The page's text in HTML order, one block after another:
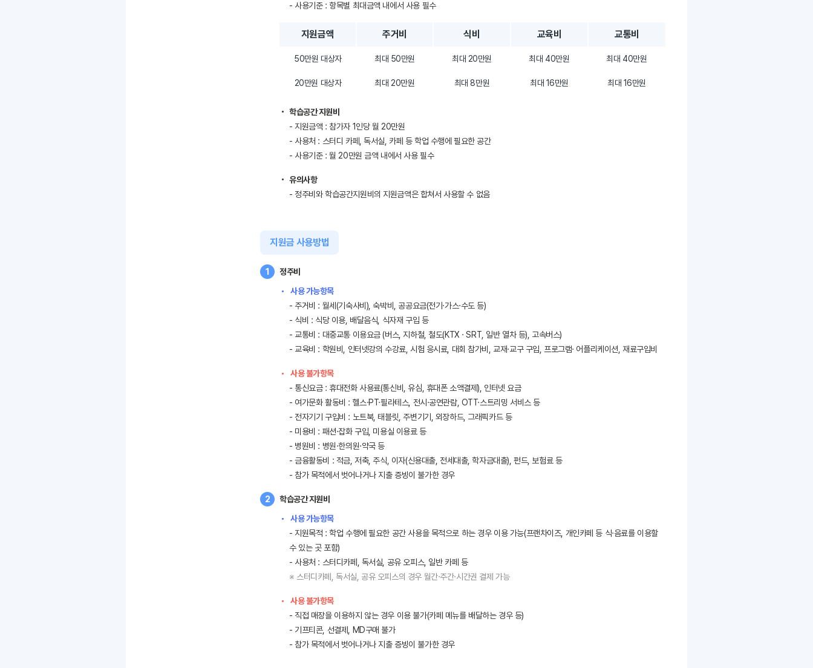
- 사용기준 : 항목별 최대금액 내에서 사용 필수
지원금액 주거비 식비 교육비 교통비
50만원 대상자 최대 50만원 최대 20만원 최대 40만원 최대 40만원
20만원 대상자 최대 20만원 최대 8만원 최대 16만원 최대 16만원
학습공간 지원비
- 지원금액 : 참가자 1인당 월 20만원
- 사용처 : 스터디 카페, 독서실, 카페 등 학업 수행에 필요한 공간
- 사용기준 : 월 20만원 금액 내에서 사용 필수
유의사항
- 정주비와 학습공간지원비의 지원금액은 합쳐서 사용할 수 없음
지원금 사용방법
정주비
사용 가능항목
- 주거비 : 월세(기숙사비), 숙박비, 공공요금(전기·가스·수도 등)
- 식비 : 식당 이용, 배달음식, 식자재 구입 등
- 교통비 : 대중교통 이용요금 (버스, 지하철, 철도(KTX · SRT, 일반 열차 등), 고속버스)
- 교육비 : 학원비, 인터넷강의 수강료, 시험 응시료, 대회 참가비, 교재·교구 구입, 프로그램· 어플리케이션, 재료구입비
사용 불가항목
- 통신요금 : 휴대전화 사용료(통신비, 유심, 휴대폰 소액결제), 인터넷 요금
- 여가문화 활동비 : 헬스·PT·필라테스, 전시·공연관람, OTT·스트리밍 서비스 등
- 전자기기 구입비 : 노트북, 태블릿, 주변기기, 외장하드, 그래픽카드 등
- 미용비 : 패션·잡화 구입, 미용실 이용료 등
- 병원비 : 병원·한의원·약국 등
- 금융활동비 : 적금, 저축, 주식, 이자(신용대출, 전세대출, 학자금대출), 펀드, 보험료 등
- 참가 목적에서 벗어나거나 지출 증빙이 불가한 경우
학습공간 지원비
사용 가능항목
- 지원목적 : 학업 수행에 필요한 공간 사용을 목적으로 하는 경우 이용 가능(프랜차이즈, 개인카페 등 식·음료를 이용할
수 있는 곳 포함)
- 사용처 : 스터디카페, 독서실, 공유 오피스, 일반 카페 등
※ 스터디카페, 독서실, 공유 오피스의 경우 월간·주간·시간권 결제 가능
사용 불가항목
- 직접 매장을 이용하지 않는 경우 이용 불가(카페 메뉴를 배달하는 경우 등)
- 기프티콘, 선결제, MD구매 불가
- 참가 목적에서 벗어나거나 지출 증빙이 불가한 경우